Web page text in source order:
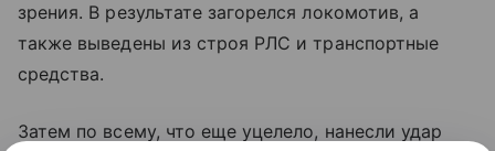
зрения. В результате загорелся локомотив, а
также выведены из строя РЛС и транспортные
средства.
Затем по всему, что еще уцелело, нанесли удар